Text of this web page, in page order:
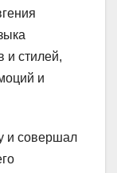
и стилей,
и
и совершал